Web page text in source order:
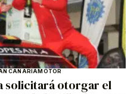
CANARIAMOTOR
solicitará otorgar el